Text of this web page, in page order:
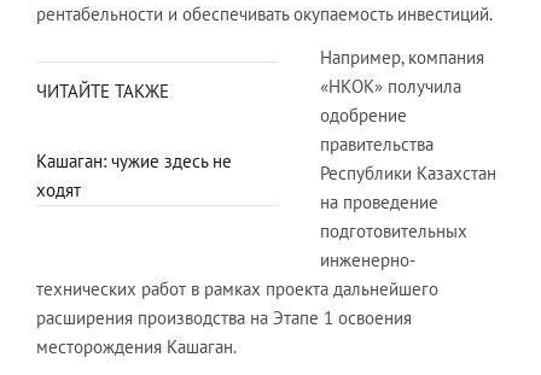
рентабельности и обеспечивать окупаемость инвестиций.
ЧИТАЙТЕ ТАКЖЕ
Кашаган: чужие здесь не
ходят
Например, компания
«НКОК» получила
одобрение
правительства
Республики Казахстан
на проведение
подготовительных
инженерно-
технических работ в рамках проекта дальнейшего
расширения производства на Этапе 1 освоения
месторождения Кашаган.